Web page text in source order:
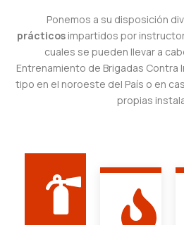
Ponemos a su disposición
prácticos impartidos por
cuales se pueden llevar a
Entrenamiento de Brigadas Contra
tipo en el noroeste del País o en
propias